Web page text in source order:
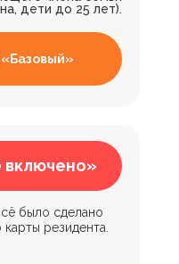
было сделано
резидента.
включено»
дети до 25 лет).